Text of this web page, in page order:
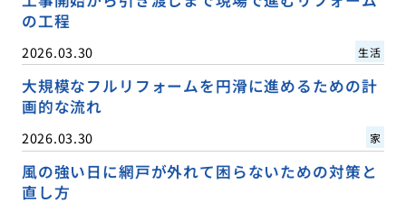
の工程
2026.03.30 生活
大規模なフルリフォームを円滑に進めるための計
画的な流れ
2026.03.30 家
風の強い日に網戸が外れて困らないための対策と
直し方